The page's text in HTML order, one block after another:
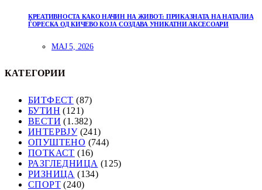
КРЕАТИВНОСТА КАКО НАЧИН НА ЖИВОТ: ПРИКАЗНАТА НА НАТАЛИА
ЃОРЕСКА ОД КИЧЕВО КОЈА СОЗДАВА УНИКАТНИ АКСЕСОАРИ
МАЈ 5, 2026
КАТЕГОРИИ
БИТФЕСТ (87)
БУТИН (121)
ВЕСТИ (1.382)
ИНТЕРВЈУ(241)
ОПУШТЕНО (744)
ПОТКАСТ (16)
РАЗГЛЕДНИЦА (125)
РИЗНИЦА (134)
СПОРТ (240)